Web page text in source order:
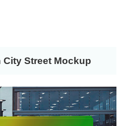
City Street Mockup